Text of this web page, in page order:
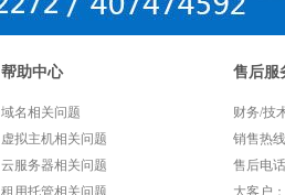
帮助中心
域名相关问题
虚拟主机相关问题
云服务器相关问题
租用托管相关问题
售后服
财务/技
销售热
售后电
大客户